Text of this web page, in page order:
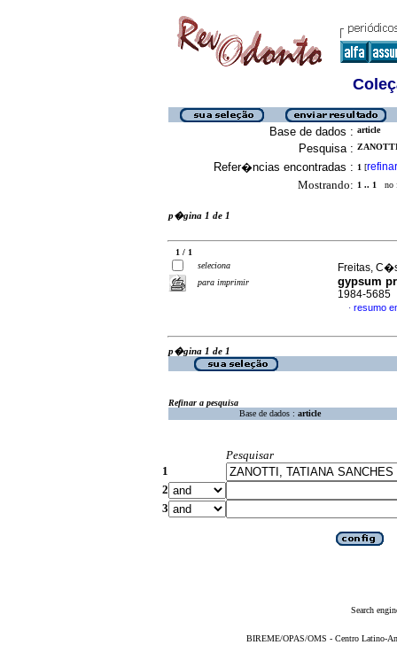
Base de dados : article
Pesquisa :
Refer�ncias encontradas : 1 [refinar
Mostrando: 1 .. 1 no
p�gina 1 de 1
1 / 1
seleciona
para imprimir
Freitas,
gypsum
1984-5685
· resumo
p�gina 1 de 1
Refinar a pesquisa
Base de dados : article
Pesquisar
1
2
3
Search
BIREME/OPAS/OMS - Centro Latino-